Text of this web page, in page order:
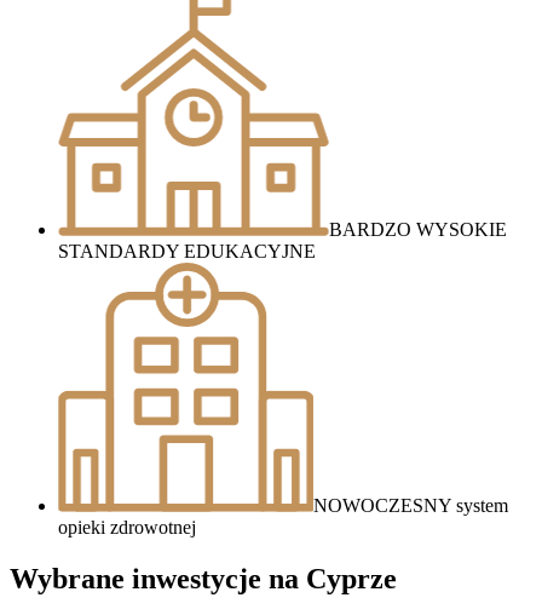
BARDZO WYSOKIE
STANDARDY EDUKACYJNE
NOWOCZESNY system
opieki zdrowotnej
Wybrane inwestycje na Cyprze